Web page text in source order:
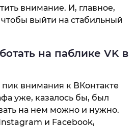
внимание. И, главное,
выйти на стабильный
на паблике VK в
пик внимания к ВКонтакте
уже, казалось бы, был
на нем можно и нужно.
и Facebook,